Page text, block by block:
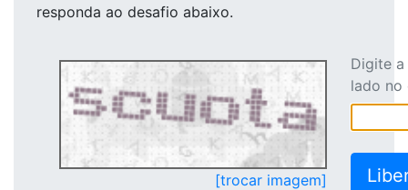
responda ao desafio abaixo.
[trocar imagem]
Digite
lado no